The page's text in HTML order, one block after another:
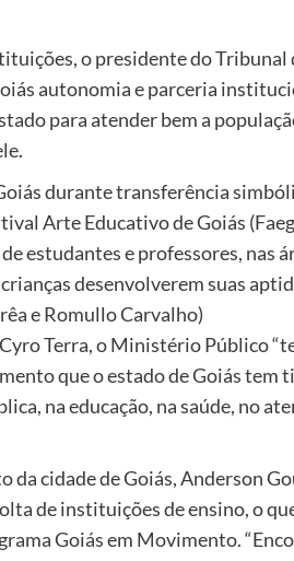
o presidente do Tribunal
autonomia e parceria
para atender bem a
Arte Educativo de Goiás
estudantes e professores, nas
desenvolverem suas
e Romullo Carvalho)
Terra, o Ministério Público
que o estado de Goiás tem
na educação, na saúde, no
cidade de Goiás, Anderson
de instituições de ensino, o
Goiás em Movimento.